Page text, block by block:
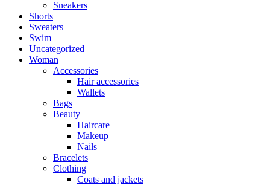
Sneakers
Shorts
Sweaters
Swim
Uncategorized
Woman
Accessories
Hair accessories
Wallets
Bags
Beauty
Haircare
Makeup
Nails
Bracelets
Clothing
Coats and jackets